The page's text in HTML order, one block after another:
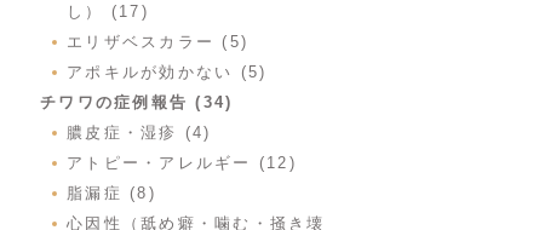
し） (17)
エリザベスカラー (5)
アポキルが効かない (5)
チワワの症例報告 (34)
膿皮症・湿疹 (4)
アトピー・アレルギー (12)
脂漏症 (8)
心因性（舐め癖・噛む・掻き壊